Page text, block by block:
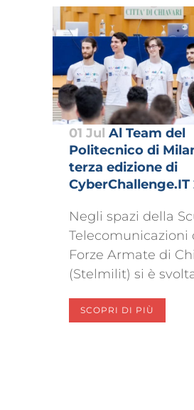
01 Jul Al Team del
Politecnico di
terza edizione di
CyberChallenge.IT
Negli spazi della
Telecomunicazioni
Forze Armate di
(Stelmilit) si è
SCOPRI DI PIÙ